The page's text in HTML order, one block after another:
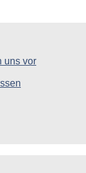
uns vor